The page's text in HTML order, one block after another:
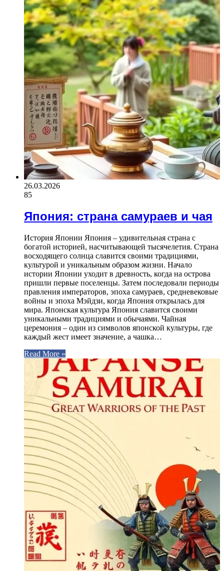
26.03.2026
85
Япония: страна самураев и чая
История Японии Япония – удивительная страна с
богатой историей, насчитывающей тысячелетия. Страна
восходящего солнца славится своими традициями,
культурой и уникальным образом жизни. Начало
истории Японии уходит в древность, когда на острова
пришли первые поселенцы. Затем последовали периоды
правления императоров, эпоха самураев, средневековые
войны и эпоха Мэйдзи, когда Япония открылась для
мира. Японская культура Япония славится своими
уникальными традициями и обычаями. Чайная
церемония – один из символов японской культуры, где
каждый жест имеет значение, а чашка…
Read More »